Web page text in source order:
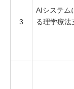
3
AIシステム
る理学療法